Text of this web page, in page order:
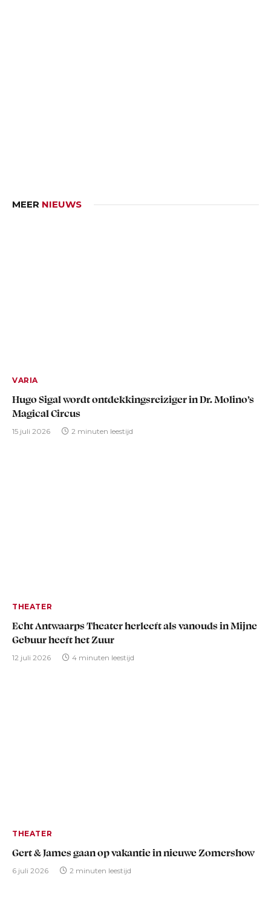
MEER NIEUWS
VARIA
Hugo Sigal wordt ontdekkingsreiziger in Dr. Molino’s
Magical Circus
15 juli 2026 2 minuten leestijd
THEATER
Echt Antwaarps Theater herleeft als vanouds in Mijne
Gebuur heeft het Zuur
12 juli 2026 4 minuten leestijd
THEATER
Gert & James gaan op vakantie in nieuwe Zomershow
6 juli 2026 2 minuten leestijd